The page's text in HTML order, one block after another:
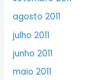
agosto 2011
julho 2011
junho 2011
maio 2011